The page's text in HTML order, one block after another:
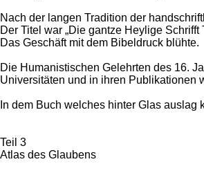
Nach der langen Tradition der
Der Titel war „Die gantze Heylige Schrifft
Das Geschäft mit dem Bibeldruck blühte.
Die Humanistischen Gelehrten des 16.
Universitäten und in ihren Publikationen
In dem Buch welches hinter Glas
Teil 3
Atlas des Glaubens